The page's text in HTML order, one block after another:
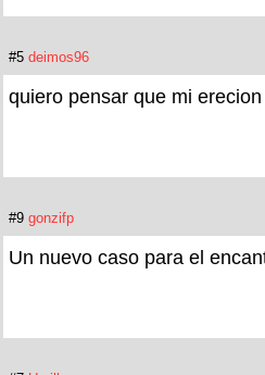
#5 deimos96
quiero pensar que mi
#9 gonzifp
Un nuevo caso para el